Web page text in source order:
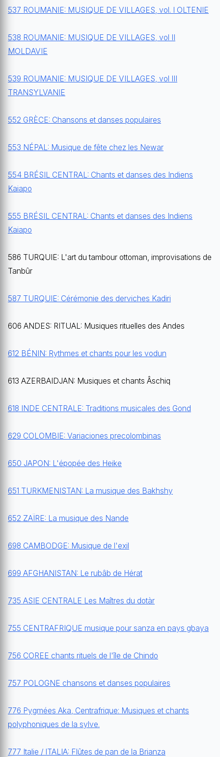
537 ROUMANIE: MUSIQUE DE VILLAGES, vol. I OLTENIE
538 ROUMANIE: MUSIQUE DE VILLAGES, vol II
MOLDAVIE
539 ROUMANIE: MUSIQUE DE VILLAGES, vol III
TRANSYLVANIE
552 GRÈCE: Chansons et danses populaires
553 NÉPAL: Musique de fête chez les Newar
554 BRÉSIL CENTRAL: Chants et danses des Indiens
Kaiapo
555 BRÉSIL CENTRAL: Chants et danses des Indiens
Kaiapo
586 TURQUIE: L'art du tambour ottoman, improvisations de
Tanbûr
587 TURQUIE: Cérémonie des derviches Kadiri
606 ANDES: RITUAL: Musiques rituelles des Andes
612 BÉNIN: Rythmes et chants pour les vodun
613 AZERBAIDJAN: Musiques et chants Âschiq
618 INDE CENTRALE: Traditions musicales des Gond
629 COLOMBIE: Variaciones precolombinas
650 JAPON: L'épopée des Heike
651 TURKMENISTAN: La musique des Bakhshy
652 ZAÏRE: La musique des Nande
698 CAMBODGE: Musique de l'exil
699 AFGHANISTAN: Le rubâb de Hérat
735 ASIE CENTRALE Les Maîtres du dotàr
755 CENTRAFRIQUE musique pour sanza en pays gbaya
756 COREE chants rituels de l'île de Chindo
757 POLOGNE chansons et danses populaires
776 Pygmées Aka, Centrafrique: Musiques et chants
polyphoniques de la sylve.
777 Italie / ITALIA: Flûtes de pan de la Brianza